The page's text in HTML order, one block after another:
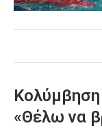
Κολύμβηση
«Θέλω να